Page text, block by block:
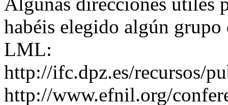
habéis elegido algún
LML:
http://ifc.dpz.es/recursos/
http://www.efnil.org/